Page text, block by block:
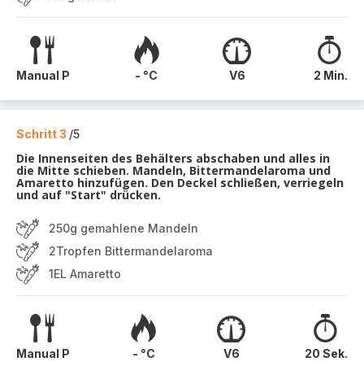
Manual P - °C V6 2 Min.
Schritt 3 /5
Die Innenseiten des Behälters abschaben und alles in
die Mitte schieben. Mandeln, Bittermandelaroma und
Amaretto hinzufügen. Den Deckel schließen, verriegeln
und auf "Start" drücken.
250g gemahlene Mandeln
2Tropfen Bittermandelaroma
1EL Amaretto
Manual P - °C V6 20 Sek.